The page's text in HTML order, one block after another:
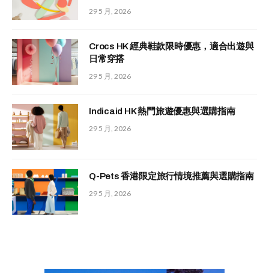
29 5 月, 2026
Crocs HK 經典鞋款限時優惠，適合出遊與
日常穿搭
29 5 月, 2026
Indicaid HK 熱門旅遊優惠與選購指南
29 5 月, 2026
Q-Pets 香港限定旅行情境推薦與選購指南
29 5 月, 2026